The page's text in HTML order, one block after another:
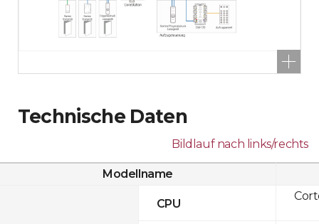
Technische Daten
Bildlauf nach links/rechts
Modellname
CPU